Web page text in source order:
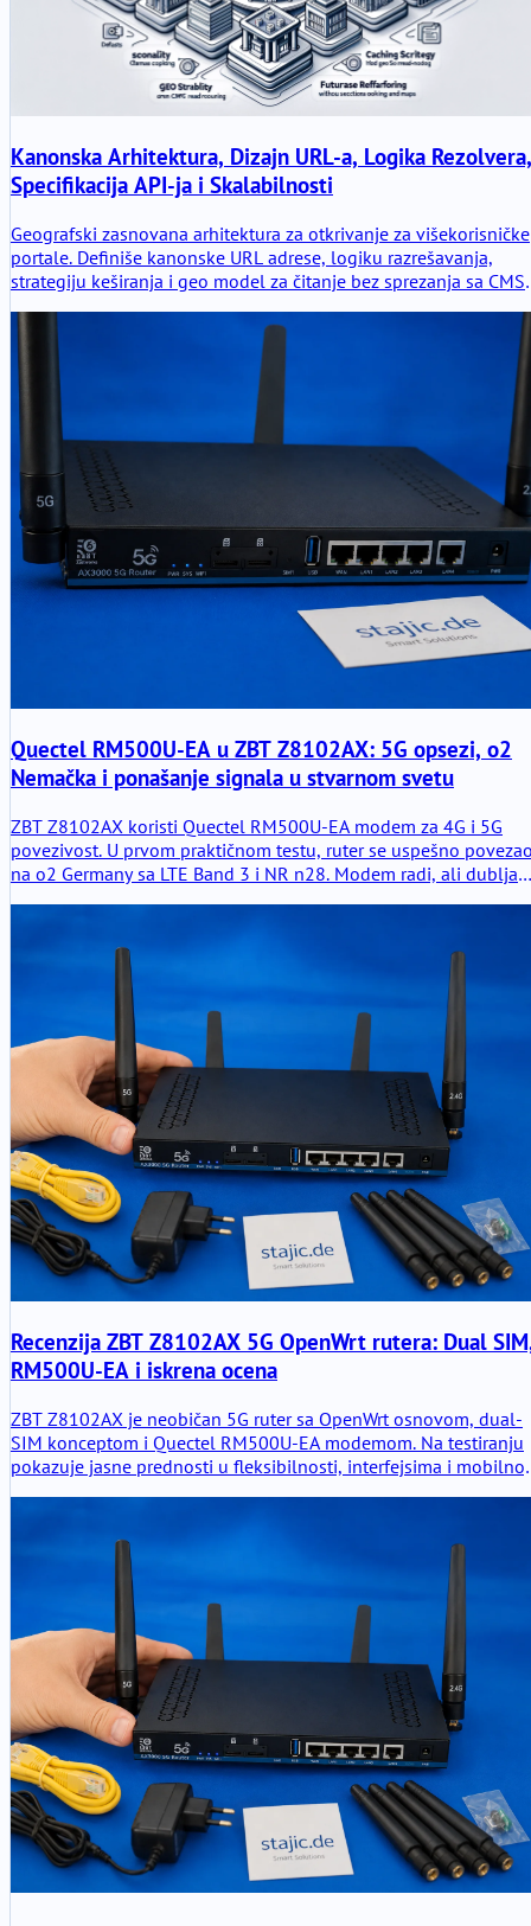
Kanonska Arhitektura, Dizajn URL-a, Logika Rezolvera,
Specifikacija API-ja i Skalabilnosti
Geografski zasnovana arhitektura za otkrivanje za višekorisničke
portale. Definiše kanonske URL adrese, logiku razrešavanja,
strategiju keširanja i geo model za čitanje bez sprezanja sa CMS-
stabilnost, skalabilnost i buduća proširenja poput rezervacija i
mapa.
Quectel RM500U-EA u ZBT Z8102AX: 5G opsezi, o2
Nemačka i ponašanje signala u stvarnom svetu
ZBT Z8102AX koristi Quectel RM500U-EA modem za 4G i 5G
povezivost. U prvom praktičnom testu, ruter se uspešno
na o2 Germany sa LTE Band 3 i NR n28. Modem radi, ali dublja
Recenzija ZBT Z8102AX 5G OpenWrt rutera: Dual
RM500U-EA i iskrena ocena
ZBT Z8102AX je neobičan 5G ruter sa OpenWrt osnovom, dual-
SIM konceptom i Quectel RM500U-EA modemom. Na testiranju
pokazuje jasne prednosti u fleksibilnosti, interfejsima i mobilnoj